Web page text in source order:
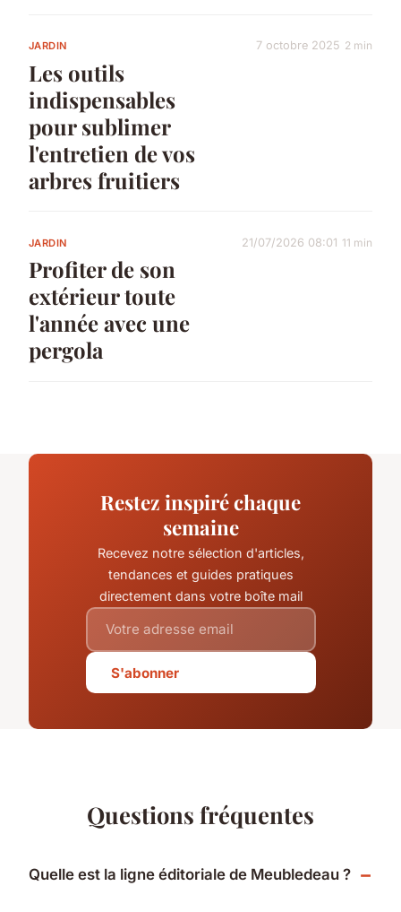
JARDIN
Les outils
indispensables
pour sublimer
l'entretien de vos
arbres fruitiers
7 octobre 2025 2 min
JARDIN
Profiter de son
extérieur toute
l'année avec une
pergola
21/07/2026 08:01 11 min
Restez inspiré chaque
semaine
Recevez notre sélection d'articles,
tendances et guides pratiques
directement dans votre boîte mail
S'abonner
Questions fréquentes
Quelle est la ligne éditoriale de Meubledeau ?